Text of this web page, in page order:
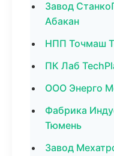
Завод
Абакан
НПП Точмаш
ПК Лаб
ООО Энерго
Фабрика
Тюмень
Завод